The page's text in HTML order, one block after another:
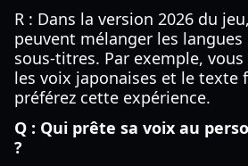
R : Dans la version 2026 du
peuvent mélanger les
sous-titres. Par exemple,
les voix japonaises et le texte
préférez cette expérience.
Q : Qui prête sa voix au
?